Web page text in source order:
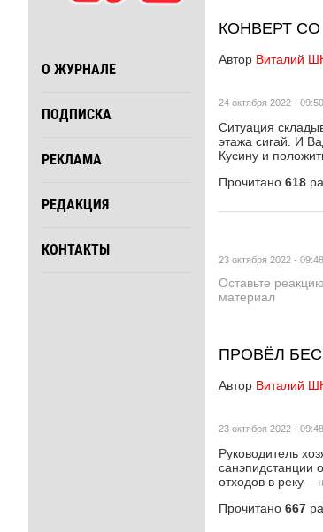
О ЖУРНАЛЕ
ПОДПИСКА
РЕКЛАМА
РЕДАКЦИЯ
КОНТАКТЫ
КОНВЕРТ
Автор Виталий
24 октября 2022 - 09:50
Ситуация
этажа сигай. И
Кусину и
Прочитано 618
23 октября 2022 - 09:48
Оставьте
материал
ПРОВЁЛ
Автор Виталий
23 октября 2022 - 09:48
Руководитель
санэпидстанции
отходов в реку –
Прочитано 667